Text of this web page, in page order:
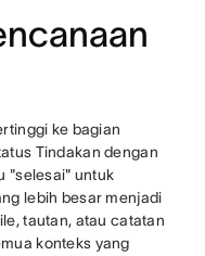
ke bagian
Tindakan dengan
"selesai" untuk
lebih besar menjadi
tautan, atau catatan
konteks yang